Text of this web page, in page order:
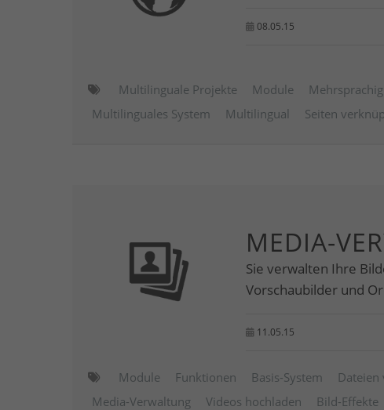
08.05.15
Multilinguale Projekte Module Mehrsprachig
Multilinguales System
Multilingual Seiten
MEDIA-
Sie verwalten Ihre
Vorschaubilder und
11.05.15
Module Funktionen Basis-System Dateien
Media-Verwaltung
Videos hochladen Bild-Effekte